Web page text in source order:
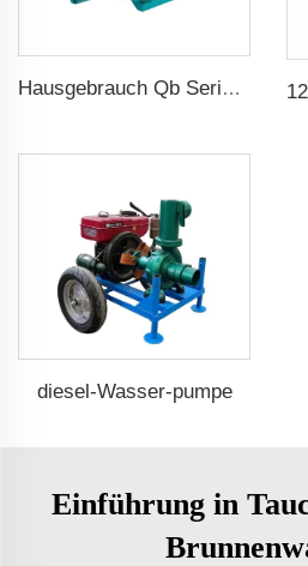
Hausgebrauch Qb Serie Randpumpe 0.37kw 0.5ps Qb60 Elektrische Wirbelpumpe Preis
diesel-Wasser-pumpe
Einführung in